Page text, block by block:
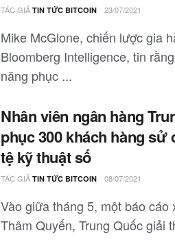
TÁC GIẢ TIN TỨC BITCOIN 23/07/2021
Mike McGlone, chiến lược gia
Bloomberg Intelligence, tin
năng phục ...
Nhân viên ngân hàng
phục 300 khách hàng sử
tệ kỹ thuật số
TÁC GIẢ TIN TỨC BITCOIN 08/07/2021
Vào giữa tháng 5, một báo
Thâm Quyến, Trung Quốc giải